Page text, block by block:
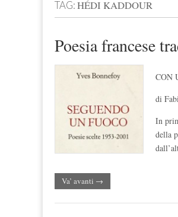
TAG:HÉDI KADDOUR
Poesia francese
CON
di
In
della
Va’ avanti →